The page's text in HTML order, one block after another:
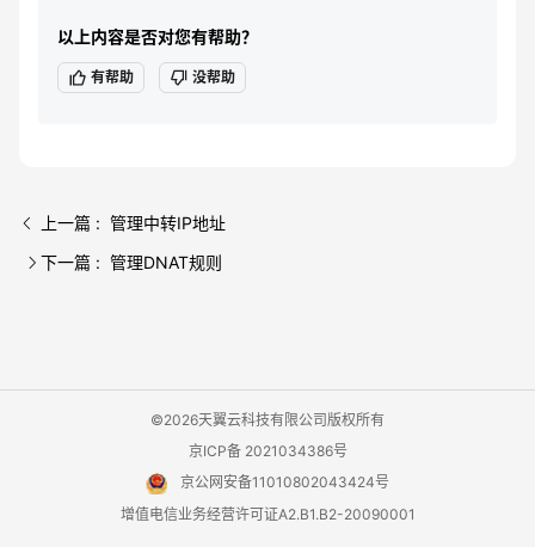
以上内容是否对您有帮助？
有帮助 没帮助
上一篇 : 管理中转IP地址
下一篇 : 管理DNAT规则
©2026天翼云科技有限公司版权所有
京ICP备 2021034386号
京公网安备11010802043424号
增值电信业务经营许可证A2.B1.B2-20090001